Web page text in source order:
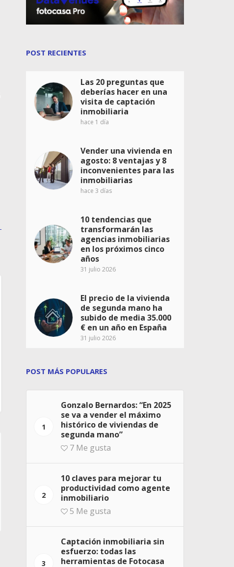
POST RECIENTES
Las 20 preguntas que
deberías hacer en una
visita de captación
inmobiliaria
hace 1 día
Vender una vivienda en
agosto: 8 ventajas y 8
inconvenientes para las
inmobiliarias
hace 3 días
10 tendencias que
transformarán las
agencias inmobiliarias
en los próximos cinco
años
31 julio 2026
El precio de la vivienda
de segunda mano ha
subido de media 35.000
€ en un año en España
31 julio 2026
POST MÁS POPULARES
1
Gonzalo Bernardos: “En 2025
se va a vender el máximo
histórico de viviendas de
segunda mano”
7 Me gusta
2
10 claves para mejorar tu
productividad como agente
inmobiliario
5 Me gusta
3
Captación inmobiliaria sin
esfuerzo: todas las
herramientas de Fotocasa